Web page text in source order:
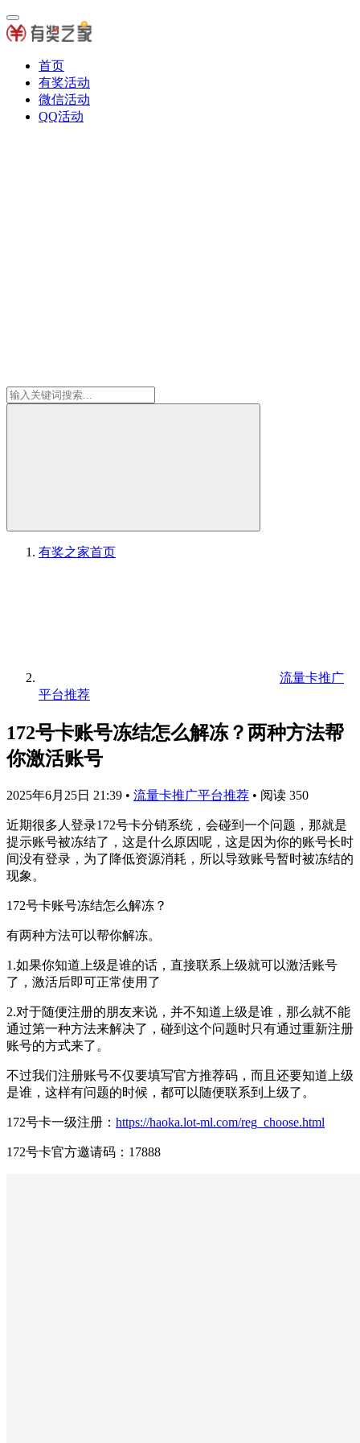
首页
有奖活动
微信活动
QQ活动
有奖之家首页
流量卡推广
平台推荐
172号卡账号冻结怎么解冻？两种方法帮
你激活账号
2025年6月25日 21:39 • 流量卡推广平台推荐 • 阅读 350
近期很多人登录172号卡分销系统，会碰到一个问题，那就是
提示账号被冻结了，这是什么原因呢，这是因为你的账号长时
间没有登录，为了降低资源消耗，所以导致账号暂时被冻结的
现象。
172号卡账号冻结怎么解冻？
有两种方法可以帮你解冻。
1.如果你知道上级是谁的话，直接联系上级就可以激活账号
了，激活后即可正常使用了
2.对于随便注册的朋友来说，并不知道上级是谁，那么就不能
通过第一种方法来解决了，碰到这个问题时只有通过重新注册
账号的方式来了。
不过我们注册账号不仅要填写官方推荐码，而且还要知道上级
是谁，这样有问题的时候，都可以随便联系到上级了。
172号卡一级注册： https://haoka.lot-ml.com/reg_choose.html
172号卡官方邀请码：17888